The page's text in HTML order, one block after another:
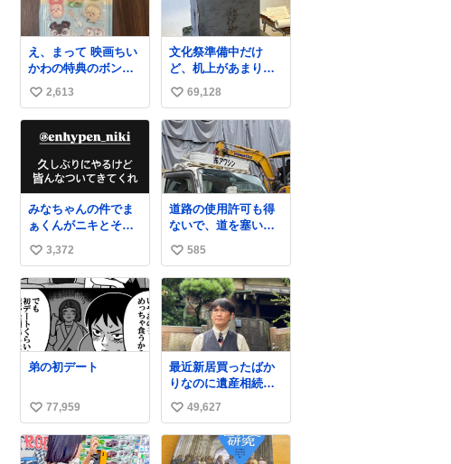
る。該当の渋谷区の
住所にもそんな会社
ないっぽいし。
Googleで尋ねてもフ
ランスベッドってい
うパチモンみたいな
名前の会社のことし
か教えてくれないし
詰んでる
からたまに見かける
けどロクに会話した
ことも無い一人娘と
同じ部屋で寝るよう
に言われ恐る恐る部
屋の扉を開けた先に
この光景が待ってた
時の少年の反応を答
えよ
え、まって 映画ちい
かわの特典のボンボ
ンドロップシール も
うメルカリにでてる
やん #ちいかわ
い
い
ね
数
2,613
文化祭準備中だけ
ど、机上があまりに
いじめっぽすぎる
い
い
ね
数
69,128
みなちゃんの件でま
ぁくんがニキとその
家族を脅してるけど
絶対間違えてる。 悪
いのは誹謗中傷した
人達でしょ。こんな
のみなちゃん望んで
ないし曲がった正義
すぎる
い
い
ね
数
3,372
道路の使用許可も得
ないで、道を塞いだ
まま解体作業して
る。 写真を撮ろうと
したら「勝手に写真
撮るな馬鹿野郎」と
罵倒されるなど。
い
い
ね
数
585
弟の初デート
い
い
ね
77,959
最近新居買ったばか
りなのに遺産相続で
家もらっちゃった長
男
い
い
ね
49,627